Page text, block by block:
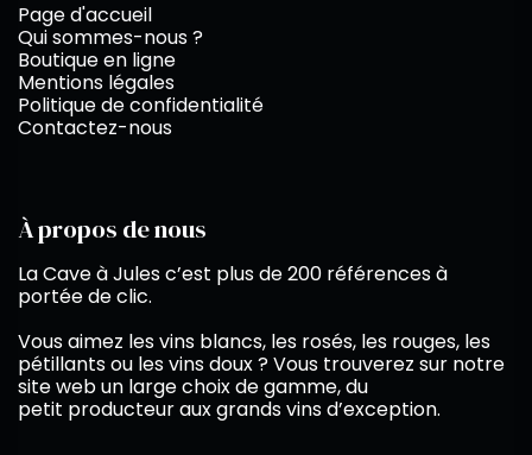
Page d'accueil
Qui sommes-nous ?
Boutique en ligne
Mentions légales
Politique de confidentialité
Contactez-nous
À propos de nous
La Cave à Jules c’est plus de 200 références à
portée de clic.
Vous aimez les vins blancs, les rosés, les rouges, les
pétillants ou les vins doux ? Vous trouverez sur notre
site web un large choix de gamme, du
petit producteur aux grands vins d’exception.